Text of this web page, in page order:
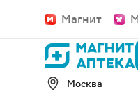
Магнит
Москва